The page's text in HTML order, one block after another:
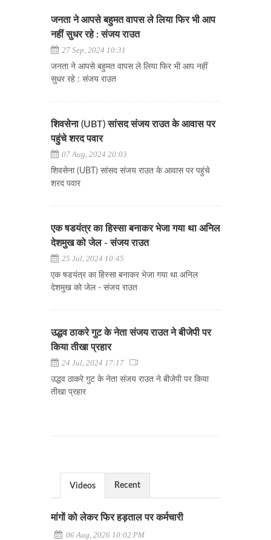
जनता ने आपसे बहुमत वापस ले लिया फिर भी आप
नहीं सुधर रहे : संजय राउत
27 Sep, 2024 10:31
जनता ने आपसे बहुमत वापस ले लिया फिर भी आप नहीं
सुधर रहे : संजय राउत
शिवसेना (UBT) सांसद संजय राउत के आवास पर
पहुंचे शरद पवार
07 Aug, 2024 20:03
शिवसेना (UBT) सांसद संजय राउत के आवास पर पहुंचे
शरद पवार
एक षडयंत्र का हिस्सा बनाकर भेजा गया था अनिल
देशमुख को जेल - संजय राउत
25 Jul, 2024 10:45
एक षडयंत्र का हिस्सा बनाकर भेजा गया था अनिल
देशमुख को जेल - संजय राउत
उद्धव ठाकरे गुट के नेता संजय राउत ने बीजेपी पर
किया तीखा प्रहार
24 Jul, 2024 17:17
उद्धव ठाकरे गुट के नेता संजय राउत ने बीजेपी पर किया
तीखा प्रहार
Videos Recent
मांगों को लेकर फिर हड़ताल पर कर्मचारी
06 Aug, 2026 10:02 PM